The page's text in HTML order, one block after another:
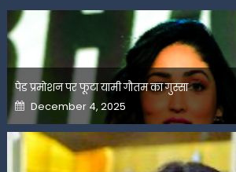
पेड प्रमोशन पर फूटा यामी गौतम का गुस्सा
Posted
on
December 4, 2025